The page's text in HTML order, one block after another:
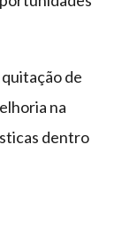
de
na
dentro